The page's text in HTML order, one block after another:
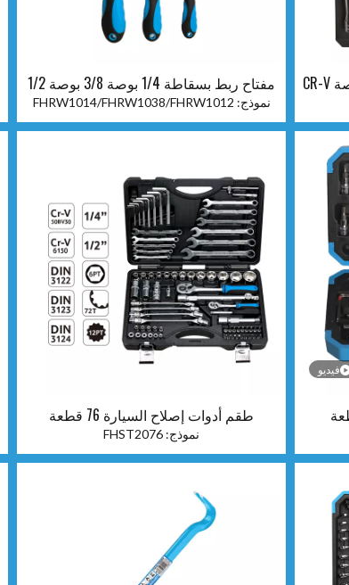
مفتاح ربط بسقاطة 1/4 بوصة 3/8 بوصة 1/2
بوصة
نموذج: FHRW1014/FHRW1038/FHRW1012
فيديو
طقم أدوات إصلاح السيارة 76 قطعة
نموذج: FHST2076